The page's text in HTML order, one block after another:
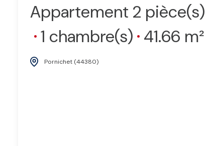
Appartement 2 pièce(s)
1 chambre(s) 41.66 m²
Pornichet (44380)